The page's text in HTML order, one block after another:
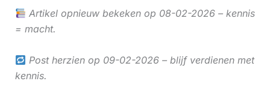
Artikel opnieuw bekeken op 08-02-2026 – kennis
= macht.
Post herzien op 09-02-2026 – blijf verdienen met
kennis.